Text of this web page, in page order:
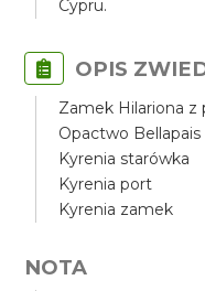
Cypru.
OPIS
Zamek Hilariona z
Opactwo Bellapais
Kyrenia starówka
Kyrenia port
Kyrenia zamek
NOTA